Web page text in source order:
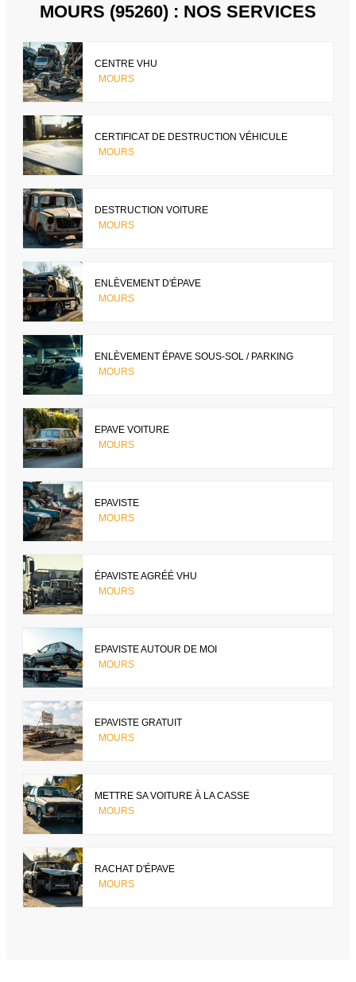
MOURS (95260) : NOS SERVICES
CENTRE VHU
MOURS
CERTIFICAT DE DESTRUCTION VÉHICULE
MOURS
DESTRUCTION VOITURE
MOURS
ENLÈVEMENT D'ÉPAVE
MOURS
ENLÈVEMENT ÉPAVE SOUS-SOL / PARKING
MOURS
EPAVE VOITURE
MOURS
EPAVISTE
MOURS
ÉPAVISTE AGRÉÉ VHU
MOURS
EPAVISTE AUTOUR DE MOI
MOURS
EPAVISTE GRATUIT
MOURS
METTRE SA VOITURE À LA CASSE
MOURS
RACHAT D'ÉPAVE
MOURS